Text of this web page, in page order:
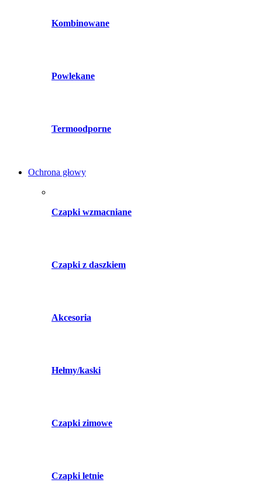
Kombinowane
Powlekane
Termoodporne
Ochrona głowy
Czapki wzmacniane
Czapki z daszkiem
Akcesoria
Hełmy/kaski
Czapki zimowe
Czapki letnie